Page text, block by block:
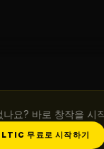
나요? 바로 창작을 시
무료로 시작하기